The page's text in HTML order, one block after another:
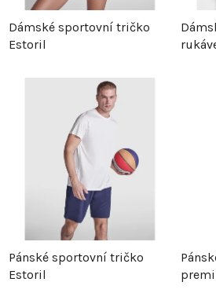
p
r
ů
r
o
Dámské sportovní tričko
Estoril
Pánské sportovní tričko
Estoril